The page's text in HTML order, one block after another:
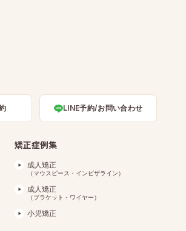
LINE予約/お問い合わせ
矯正症例集
成人矯正
（マウスピース・インビザライン）
成人矯正
（ブラケット・ワイヤー）
小児矯正